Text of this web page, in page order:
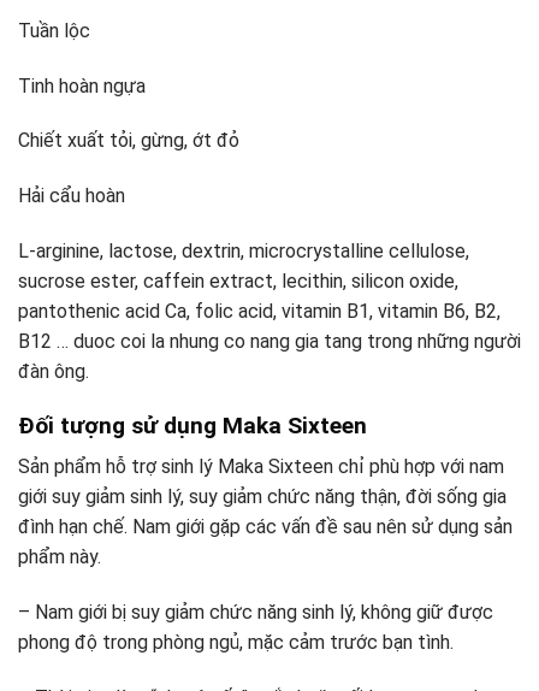
Tuần lộc
Tinh hoàn ngựa
Chiết xuất tỏi, gừng, ớt đỏ
Hải cẩu hoàn
L-arginine, lactose, dextrin, microcrystalline cellulose,
sucrose ester, caffein extract, lecithin, silicon oxide,
pantothenic acid Ca, folic acid, vitamin B1, vitamin B6, B2,
B12 … duoc coi la nhung co nang gia tang trong những người
đàn ông.
Đối tượng sử dụng Maka Sixteen
Sản phẩm hỗ trợ sinh lý Maka Sixteen chỉ phù hợp với nam
giới suy giảm sinh lý, suy giảm chức năng thận, đời sống gia
đình hạn chế. Nam giới gặp các vấn đề sau nên sử dụng sản
phẩm này.
– Nam giới bị suy giảm chức năng sinh lý, không giữ được
phong độ trong phòng ngủ, mặc cảm trước bạn tình.